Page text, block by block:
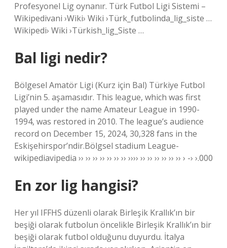
Profesyonel Lig oynanır. Türk Futbol Ligi Sistemi –
Wikipedivani ›Wiki› Wiki ›Türk_futbolinda_lig_siste …
Wikipedi› Wiki ›Türkish_lig_Siste …
Bal ligi nedir?
Bölgesel Amatör Ligi (Kurz için Bal) Türkiye Futbol
Ligi’nin 5. aşamasıdır. This league, which was first
played under the name Amateur League in 1990-
1994, was restored in 2010. The league’s audience
record on December 15, 2024, 30,328 fans in the
Eskişehirspor’ndir.Bölgsel stadium League-
wikipediavipedia ›› ›› ›› ›› ›› ›› ›› ›››› ›› ›› ›› ›› ›› ›› › -› ›.000
En zor lig hangisi?
Her yıl IFFHS düzenli olarak Birleşik Krallık’ın bir
beşiği olarak futbolun öncelikle Birleşik Krallık’ın bir
beşiği olarak futbol olduğunu duyurdu. İtalya